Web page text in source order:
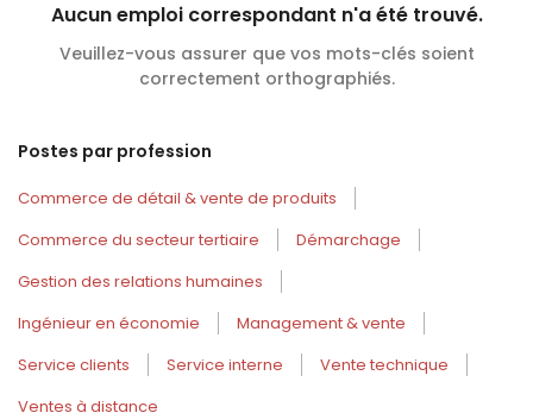
Aucun emploi correspondant n'a été trouvé.
Veuillez-vous assurer que vos mots-clés soient
correctement orthographiés.
Postes par profession
Commerce de détail & vente de produits
Commerce du secteur tertiaire
Démarchage
Gestion des relations humaines
Ingénieur en économie
Management & vente
Service clients
Service interne
Vente technique
Ventes à distance